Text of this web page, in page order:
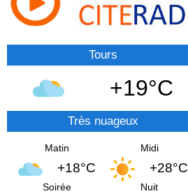
Tours
+19°C
Très nuageux
Matin
+18°C
Midi
+28°C
Soirée Nuit